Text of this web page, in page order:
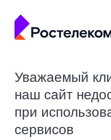
Уважаемый
наш сайт
при
сервисов